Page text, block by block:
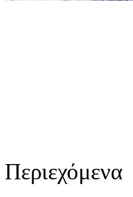
Περιεχόμενα